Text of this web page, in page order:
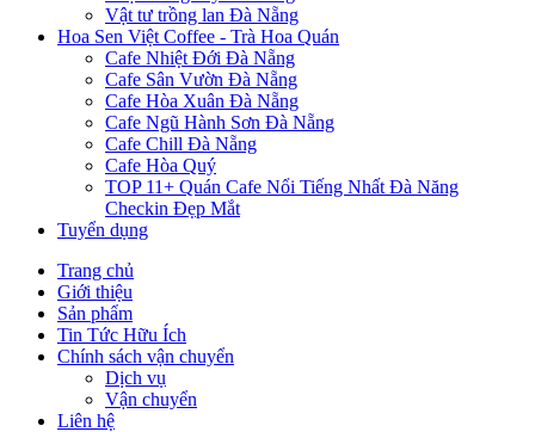
Vật tư trồng lan Đà Nẵng
Hoa Sen Việt Coffee - Trà Hoa Quán
Cafe Nhiệt Đới Đà Nẵng
Cafe Sân Vườn Đà Nẵng
Cafe Hòa Xuân Đà Nẵng
Cafe Ngũ Hành Sơn Đà Nẵng
Cafe Chill Đà Nẵng
Cafe Hòa Quý
TOP 11+ Quán Cafe Nổi Tiếng Nhất Đà Năng
Checkin Đẹp Mắt
Tuyển dụng
Trang chủ
Giới thiệu
Sản phẩm
Tin Tức Hữu Ích
Chính sách vận chuyển
Dịch vụ
Vận chuyển
Liên hệ